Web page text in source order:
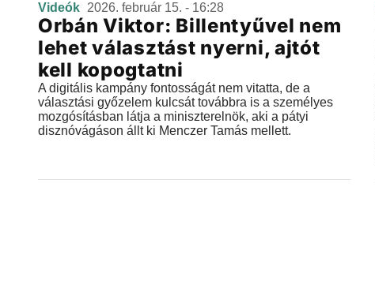
Videók 2026. február 15. - 16:28
Orbán Viktor: Billentyűvel nem
lehet választást nyerni, ajtót
kell kopogtatni
A digitális kampány fontosságát nem vitatta, de a
választási győzelem kulcsát továbbra is a személyes
mozgósításban látja a miniszterelnök, aki a pátyi
disznóvágáson állt ki Menczer Tamás mellett.